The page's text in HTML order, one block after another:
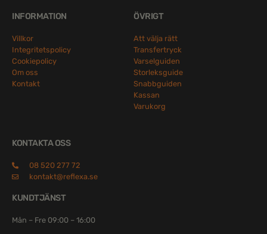
INFORMATION
Villkor
Integritetspolicy
Cookiepolicy
Om oss
Kontakt
ÖVRIGT
Att välja rätt
Transfertryck
Varselguiden
Storleksguide
Snabbguiden
Kassan
Varukorg
KONTAKTA OSS
08 520 277 72
kontakt@reflexa.se
KUNDTJÄNST
Mån – Fre 09:00 – 16:00